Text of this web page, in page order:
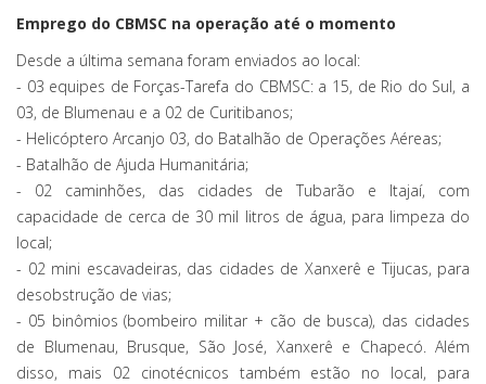
Emprego do CBMSC na operação até o momento
Desde a última semana foram enviados ao local:
- 03 equipes de Forças-Tarefa do CBMSC: a 15, de Rio do Sul, a
03, de Blumenau e a 02 de Curitibanos;
- Helicóptero Arcanjo 03, do Batalhão de Operações Aéreas;
- Batalhão de Ajuda Humanitária;
- 02 caminhões, das cidades de Tubarão e Itajaí, com
capacidade de cerca de 30 mil litros de água, para limpeza do
local;
- 02 mini escavadeiras, das cidades de Xanxerê e Tijucas, para
desobstrução de vias;
- 05 binômios (bombeiro militar + cão de busca), das cidades
de Blumenau, Brusque, São José, Xanxerê e Chapecó. Além
disso, mais 02 cinotécnicos também estão no local, para